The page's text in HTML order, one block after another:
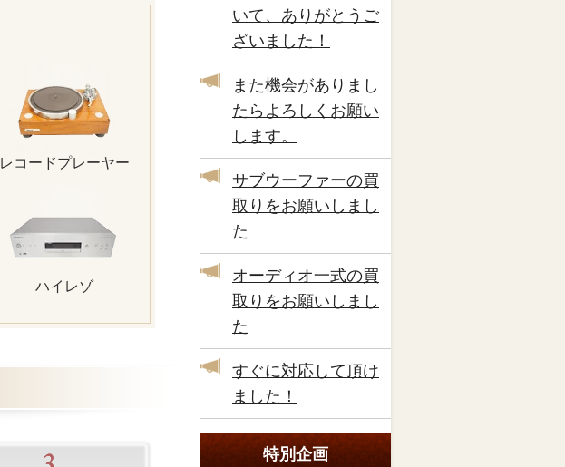
レコードプレーヤー
ハイレゾ
いて、ありがとうご
ざいました！
また機会がありまし
たらよろしくお願い
します。
サブウーファーの買
取りをお願いしまし
た
オーディオ一式の買
取りをお願いしまし
た
すぐに対応して頂け
ました！
特別企画